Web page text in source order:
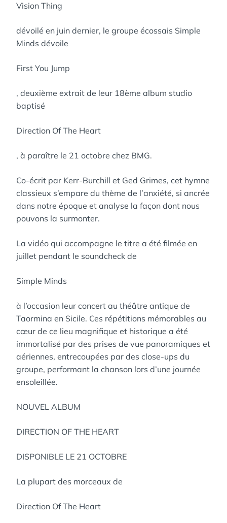
Vision Thing
dévoilé en juin dernier, le groupe écossais Simple
Minds dévoile
First You Jump
, deuxième extrait de leur 18ème album studio
baptisé
Direction Of The Heart
, à paraître le 21 octobre chez BMG.
Co-écrit par Kerr-Burchill et Ged Grimes, cet hymne
classieux s’empare du thème de l’anxiété, si ancrée
dans notre époque et analyse la façon dont nous
pouvons la surmonter.
La vidéo qui accompagne le titre a été filmée en
juillet pendant le soundcheck de
Simple Minds
à l’occasion leur concert au théâtre antique de
Taormina en Sicile. Ces répétitions mémorables au
cœur de ce lieu magnifique et historique a été
immortalisé par des prises de vue panoramiques et
aériennes, entrecoupées par des close-ups du
groupe, performant la chanson lors d’une journée
ensoleillée.
NOUVEL ALBUM
DIRECTION OF THE HEART
DISPONIBLE LE 21 OCTOBRE
La plupart des morceaux de
Direction Of The Heart